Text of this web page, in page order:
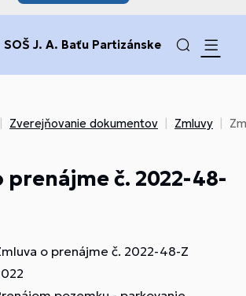
SOŠ J. A. Baťu Partizánske
Zverejňovanie dokumentov Zmluvy
prenájme č. 2022-48-
o prenájme č. 2022-48-Z